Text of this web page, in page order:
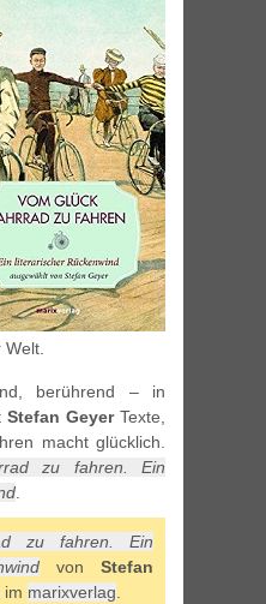
Welt.
berührend – in
Stefan GeyerTexte,
macht glücklich.
zu fahren. Ein
.
zu fahren. Ein
von Stefan
marixverlag.